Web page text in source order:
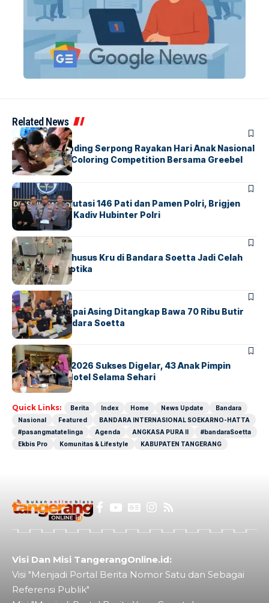
Related News
BERITAINDEX
Atria Hotel Gading Serpong Rayakan Hari Anak Nasional
Lewat Family Coloring Competition Bersama Greebel
Indonesia
BERITA
Mabes Polri Mutasi 146 Pati dan Pamen Polri, Brigjen
Untung Jabat Kadiv Hubinter Polri
BANDARABERITA
Ketika Jalur Khusus Kru di Bandara Soetta Jadi Celah
Sindikat Narkotika
BANDARA BERITA
Kopilot Maskapai Asing Ditangkap Bawa 70 Ribu Butir
Ekstasi di Bandara Soetta
BERITAINDEX
GM For A Day 2026 Sukses Digelar, 43 Anak Pimpin
Operasional Hotel Selama Sehari
Quick Links: Berita Index Home News Update
Bandara
Nasional
Featured
BANDARA INTERNASIONAL SOEKARNO-HATTA
#pasangmatatelinga
Agenda ANGKASA PURA II
#bandaraSoetta
Ekbis Pro
Komunitas & Lifestyle KABUPATEN TANGERANG
Visi Dan Misi TangerangOnline.id:
Visi "Menjadi Portal Berita Nomor Satu dan Sebagai
Referensi Publik"